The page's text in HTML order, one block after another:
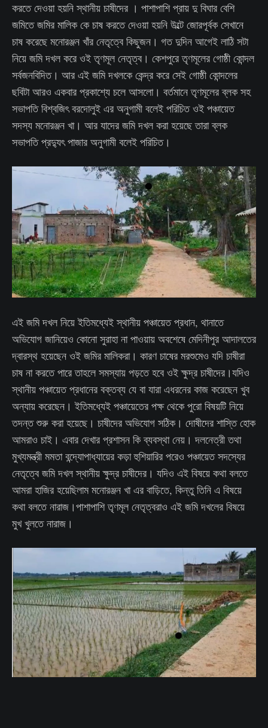
করতে দেওয়া হয়নি স্থানীয় চাষীদের । পাশাপাশি প্রায় দু বিঘার বেশি
জমিতে জমির মালিক কে চাষ করতে দেওয়া হয়নি উল্টে জোরপূর্বক সেখানে
চাষ করেছে মনোরঞ্জন খাঁর নেতৃত্বে কিছুজন। গত দুদিন আগেই লাঠি সটা
নিয়ে জমি দখল করে ওই তৃণমূল নেতৃত্ব। কেশপুরে তৃণমূলের গোষ্ঠী কোন্দল
সর্বজনবিদিত। আর এই জমি দখলকে কেন্দ্র করে সেই গোষ্ঠী কোন্দলের
ছবিটা আরও একবার প্রকাশ্যে চলে আসলো। বর্তমানে তৃণমূলের ব্লক সহ
সভাপতি বিশ্বজিৎ বরদোলুই এর অনুগামী বলেই পরিচিত ওই পঞ্চায়েত
সদস্য মনোরঞ্জন খা। আর যাদের জমি দখল করা হয়েছে তারা ব্লক
সভাপতি প্রদ্যুৎ পাজার অনুগামী বলেই পরিচিত।
এই জমি দখল নিয়ে ইতিমধ্যেই স্থানীয় পঞ্চায়েত প্রধান, থানাতে
অভিযোগ জানিয়েও কোনো সুরাহা না পাওয়ায় অবশেষে মেদিনীপুর আদালতের
দ্বারস্থ হয়েছেন ওই জমির মালিকরা। কারণ চাষের মরশুমেও যদি চাষীরা
চাষ না করতে পারে তাহলে সমস্যায় পড়তে হবে ওই ক্ষুদ্র চাষীদের।যদিও
স্থানীয় পঞ্চায়েত প্রধানের বক্তব্য যে বা যারা এধরনের কাজ করেছেন খুব
অন্যায় করেছেন। ইতিমধ্যেই পঞ্চায়েতের পক্ষ থেকে পুরো বিষয়টি নিয়ে
তদন্ত শুরু করা হয়েছে। চাষীদের অভিযোগ সঠিক। দোষীদের শাস্তি হোক
আমরাও চাই। এবার দেখার প্রশাসন কি ব্যবস্থা নেয়। দলনেত্রী তথা
মুখ্যমন্ত্রী মমতা বন্দ্যোপাধ্যায়ের কড়া হুশিয়ারির পরেও পঞ্চায়েত সদস্যের
নেতৃত্বে জমি দখল স্থানীয় ক্ষুদ্র চাষীদের। যদিও এই বিষয়ে কথা বলতে
আমরা হাজির হয়েছিলাম মনোরঞ্জন খা এর বাড়িতে, কিন্তু তিনি এ বিষয়ে
কথা বলতে নারাজ।পাশাপাশি তৃণমূল নেতৃত্বরাও এই জমি দখলের বিষয়ে
মুখ খুলতে নারাজ।